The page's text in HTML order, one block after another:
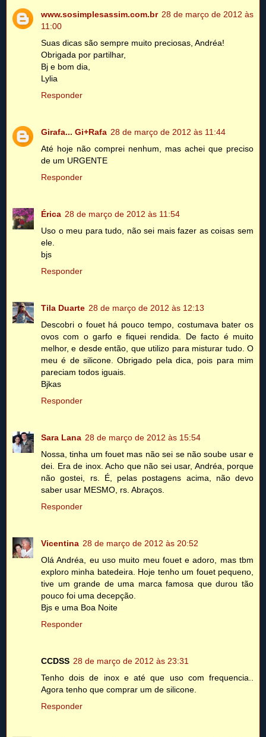
www.sosimplesassim.com.br 28 de março de 2012 às
11:00
Suas dicas são sempre muito preciosas, Andréa!
Obrigada por partilhar,
Bj e bom dia,
Lylia
Responder
Girafa... Gi+Rafa 28 de março de 2012 às 11:44
Até hoje não comprei nenhum, mas achei que preciso
de um URGENTE
Responder
Érica 28 de março de 2012 às 11:54
Uso o meu para tudo, não sei mais fazer as coisas sem
ele.
bjs
Responder
Tila Duarte 28 de março de 2012 às 12:13
Descobri o fouet há pouco tempo, costumava bater os
ovos com o garfo e fiquei rendida. De facto é muito
melhor, e desde então, que utilizo para misturar tudo. O
meu é de silicone. Obrigado pela dica, pois para mim
pareciam todos iguais.
Bjkas
Responder
Sara Lana 28 de março de 2012 às 15:54
Nossa, tinha um fouet mas não sei se não soube usar e
dei. Era de inox. Acho que não sei usar, Andréa, porque
não gostei, rs. É, pelas postagens acima, não devo
saber usar MESMO, rs. Abraços.
Responder
Vicentina 28 de março de 2012 às 20:52
Olá Andréa, eu uso muito meu fouet e adoro, mas tbm
exploro minha batedeira. Hoje tenho um fouet pequeno,
tive um grande de uma marca famosa que durou tão
pouco foi uma decepção.
Bjs e uma Boa Noite
Responder
CCDSS 28 de março de 2012 às 23:31
Tenho dois de inox e até que uso com frequencia..
Agora tenho que comprar um de silicone.
Responder